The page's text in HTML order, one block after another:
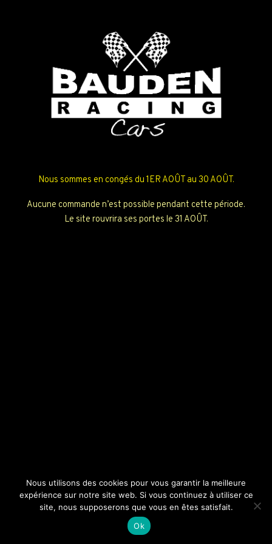
Nous sommes en congés du 1ER AOÛT au 30 AOÛT.
Aucune commande n’est possible pendant cette période.
Le site rouvrira ses portes le 31 AOÛT.
Nous utilisons des cookies pour vous garantir la meilleure
expérience sur notre site web. Si vous continuez à utiliser ce
site, nous supposerons que vous en êtes satisfait.
Ok